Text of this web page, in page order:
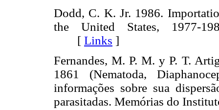
Dodd, C. K. Jr. 1986.
the United States, 1977-
[ Links ]
Fernandes, M. P. M. y P. T.
1861 (Nematoda,
informações sobre sua
parasitadas. Memórias do